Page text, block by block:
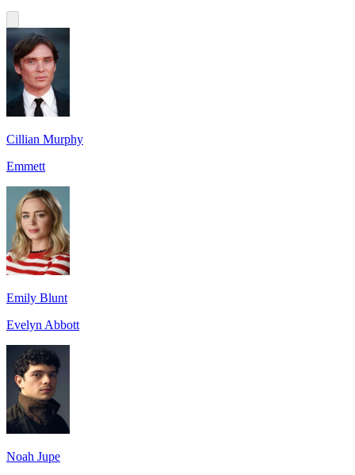
Cillian Murphy
Emmett
Emily Blunt
Evelyn Abbott
Noah Jupe